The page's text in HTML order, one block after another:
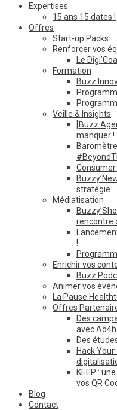
Expertises
15 ans 15 dates !
Offres
Start-up Packs
Renforcer vos
Le
Formation
Buzz
Veille & Insights
[Buzz
manquer !
Consumer
stratégie
Médiatisation
rencontre
!
Enrichir vos
Buzz
Animer vos
La Pause
Offres
Des
avec
Des
Hack
KEEP :
vos QR
Blog
Contact